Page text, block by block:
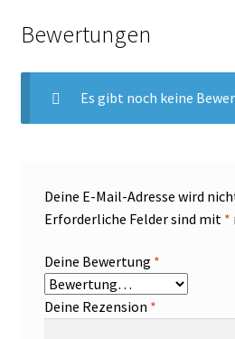
Bewertungen
Es gibt noch keine
Deine E-Mail-Adresse wird
Erforderliche Felder sind mit *
Deine Bewertung *
Deine Rezension *